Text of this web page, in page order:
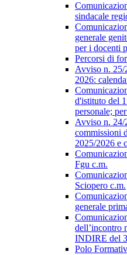
sindacale
generale
per i docenti
Percorsi di
Avviso n. 25/
2026:
d'istituto del
personale;
Avviso n. 24/
commissioni
2025/2026 e
Fgu c.m.
Sciopero c.m.
generale
dell’incontro
INDIRE del
Polo